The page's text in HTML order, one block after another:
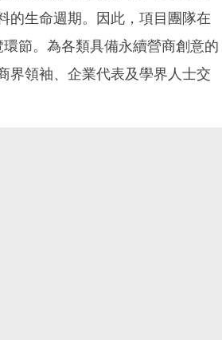
的生命週期。因此，項目團隊在
節。為各類具備永續營商創意的
界領袖、企業代表及學界人士交